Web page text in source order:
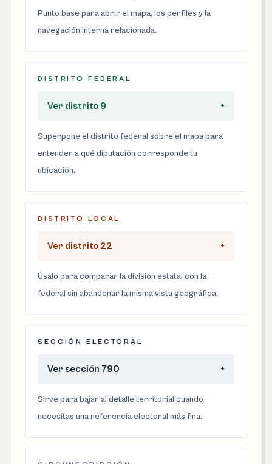
Punto base para abrir el mapa, los perfiles y la
navegación interna relacionada.
DISTRITO FEDERAL
Ver distrito 9 +
Superpone el distrito federal sobre el mapa para
entender a qué diputación corresponde tu
ubicación.
DISTRITO LOCAL
Ver distrito 22 +
Úsalo para comparar la división estatal con la
federal sin abandonar la misma vista geográfica.
SECCIÓN ELECTORAL
Ver sección 790 +
Sirve para bajar al detalle territorial cuando
necesitas una referencia electoral más fina.